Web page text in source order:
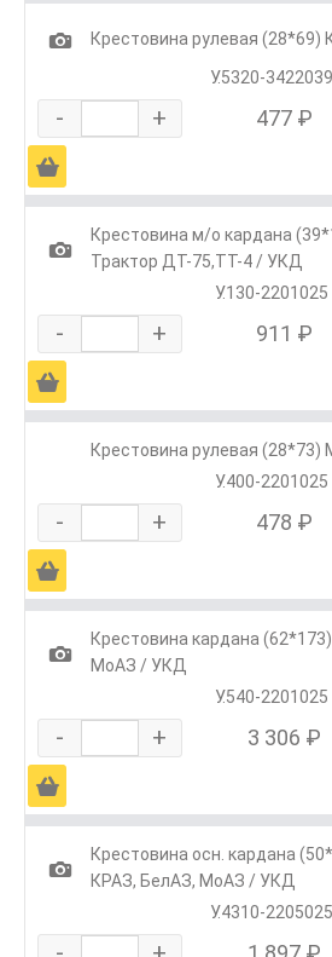
1
Крестовина рулевая
У.5320-3422039
- + 477 ₽
Ä
1
Крестовина м/о кардана
Трактор ДТ-75,ТТ-4 / УКД
У.130-2201025
- + 911 ₽
Ä
Крестовина рулевая
У.400-2201025
- + 478 ₽
Ä
1
Крестовина кардана
МоАЗ / УКД
У.540-2201025
- + 3 306 ₽
Ä
1
Крестовина осн. кардана
КРАЗ, БелАЗ, МоАЗ / УКД
У.4310-2205025